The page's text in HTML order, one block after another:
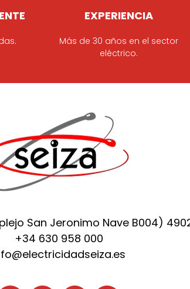
EXPERIENCIA
Más de 30 años en el sector
eléctrico.
San Jeronimo Nave B004)
+34 630 958 000